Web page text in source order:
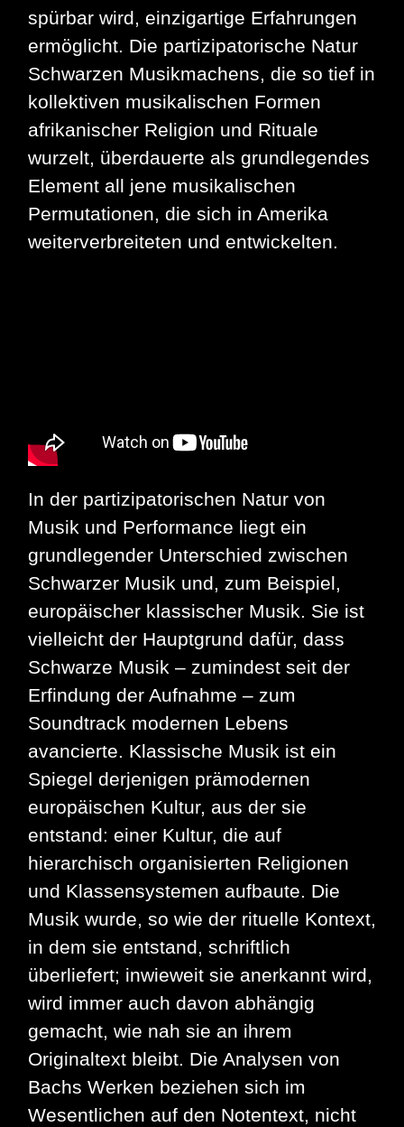
spürbar wird, einzigartige Erfahrungen
ermöglicht. Die partizipatorische Natur
Schwarzen Musikmachens, die so tief in
kollektiven musikalischen Formen
afrikanischer Religion und Rituale
wurzelt, überdauerte als grundlegendes
Element all jene musikalischen
Permutationen, die sich in Amerika
weiterverbreiteten und entwickelten.
In der partizipatorischen Natur von
Musik und Performance liegt ein
grundlegender Unterschied zwischen
Schwarzer Musik und, zum Beispiel,
europäischer klassischer Musik. Sie ist
vielleicht der Hauptgrund dafür, dass
Schwarze Musik – zumindest seit der
Erfindung der Aufnahme – zum
Soundtrack modernen Lebens
avancierte. Klassische Musik ist ein
Spiegel derjenigen prämodernen
europäischen Kultur, aus der sie
entstand: einer Kultur, die auf
hierarchisch organisierten Religionen
und Klassensystemen aufbaute. Die
Musik wurde, so wie der rituelle Kontext,
in dem sie entstand, schriftlich
überliefert; inwieweit sie anerkannt wird,
wird immer auch davon abhängig
gemacht, wie nah sie an ihrem
Originaltext bleibt. Die Analysen von
Bachs Werken beziehen sich im
Wesentlichen auf den Notentext, nicht